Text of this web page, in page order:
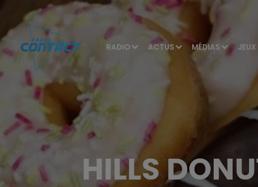
RADIO ACTUS MÉDIAS JEUX
HILLS